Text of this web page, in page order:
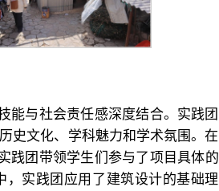
能与社会责任感深度结合。实践团
史文化、学科魅力和学术氛围。在
践团带领学生们参与了项目具体的
实践团应用了建筑设计的基础理